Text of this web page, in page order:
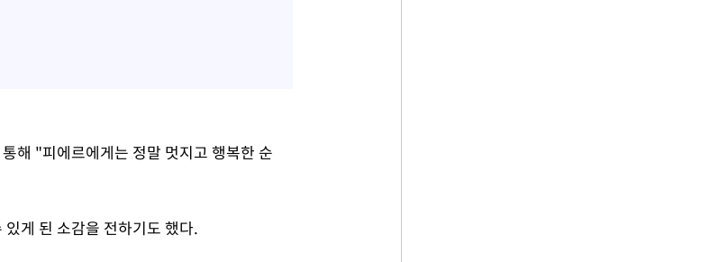
해 "피에르에게는 정말 멋지고 행복한 순
게 된 소감을 전하기도 했다.